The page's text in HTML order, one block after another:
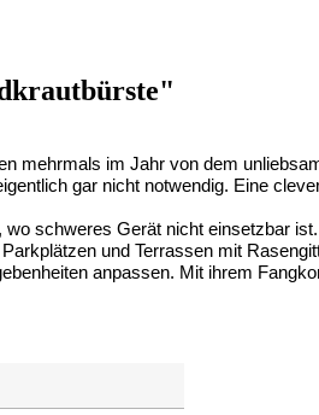
mehrmals im Jahr von dem
gar nicht notwendig. Eine
schweres Gerät nicht einsetzbar
und Terrassen mit
anpassen. Mit ihrem